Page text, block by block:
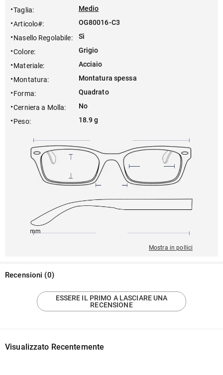
Taglia:
Medio
Articolo#:
OG80016-C3
Nasello Regolabile:
Sì
Colore:
Grigio
Materiale:
Acciaio
Montatura:
Montatura spessa
Forma:
Quadrato
Cerniera a Molla:
No
Peso: 18.9 g
145mm
Mostra in pollici
Recensioni (0)
ESSERE IL PRIMO A LASCIARE UNA
RECENSIONE
Visualizzato Recentemente